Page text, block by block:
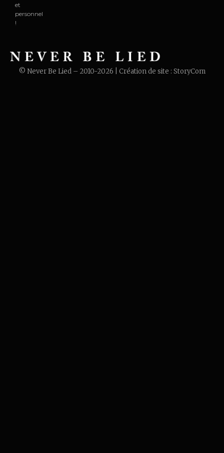
et
personnel
!
© Never Be Lied – 2010-2026 | Création de site : StoryCom